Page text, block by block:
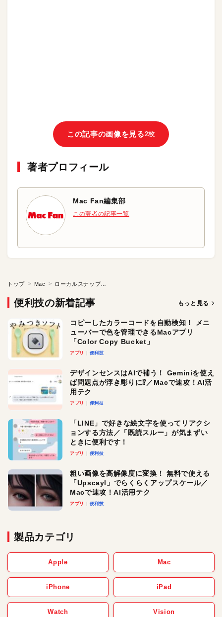
この記事の画像を見る2枚
著者プロフィール
Mac Fan編集部
この著者の記事一覧
トップ Mac
便利技の新着記事 もっと見る
コピーしたカラーコードを自動検知！ メニ
ューバーで色を管理できるMacアプリ
「Color Copy Bucket」
アプリ 便利技
デザインセンスはAIで補う！ Geminiを使え
ば問題点が浮き彫りに⁉︎／Macで速攻！AI活
用テク
アプリ 便利技
「LINE」で好きな絵文字を使ってリアクシ
ョンする方法／「既読スルー」が気まずい
ときに便利です！
アプリ 便利技
粗い画像を高解像度に変換！ 無料で使える
「Upscayl」でらくらくアップスケール／
Macで速攻！AI活用テク
アプリ 便利技
製品カテゴリ
Apple Mac
iPhone iPad
Watch Vision